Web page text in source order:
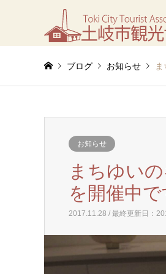
ブログ お知らせ
お知らせ
まちゆい
を開催中で
2017.11.28 / 最終更新日：